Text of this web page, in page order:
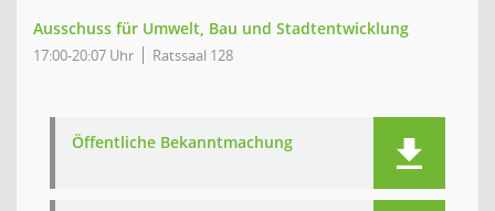
Ausschuss für Umwelt, Bau und Stadtentwicklung
17:00-20:07 Uhr Ratssaal 128
Öffentliche Bekanntmachung